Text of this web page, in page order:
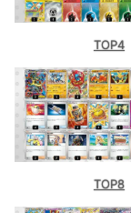
TOP4
TOP8